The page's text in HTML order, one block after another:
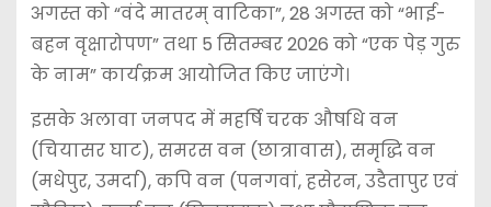
अगस्त को “वंदे मातरम् वाटिका”, 28 अगस्त को “भाई-
बहन वृक्षारोपण” तथा 5 सितम्बर 2026 को “एक पेड़ गुरु
के नाम” कार्यक्रम आयोजित किए जाएंगे।
इसके अलावा जनपद में महर्षि चरक औषधि वन
(चियासर घाट), समरस वन (छात्रावास), समृद्धि वन
(मधेपुर, उमर्दा), कपि वन (पनगवां, हसेरन, उडैतापुर एवं